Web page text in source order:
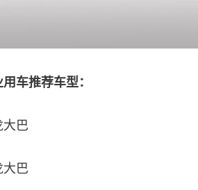
车推荐车型：
大巴
大巴